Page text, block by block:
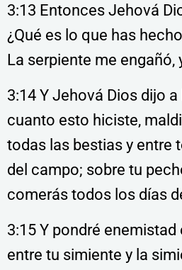
3:13 Entonces Jehová
¿Qué es lo que has
La serpiente me engañó,
3:14 Y Jehová Dios dijo
cuanto esto hiciste,
todas las bestias y entre
del campo; sobre tu
comerás todos los días
3:15 Y pondré enemistad
entre tu simiente y la